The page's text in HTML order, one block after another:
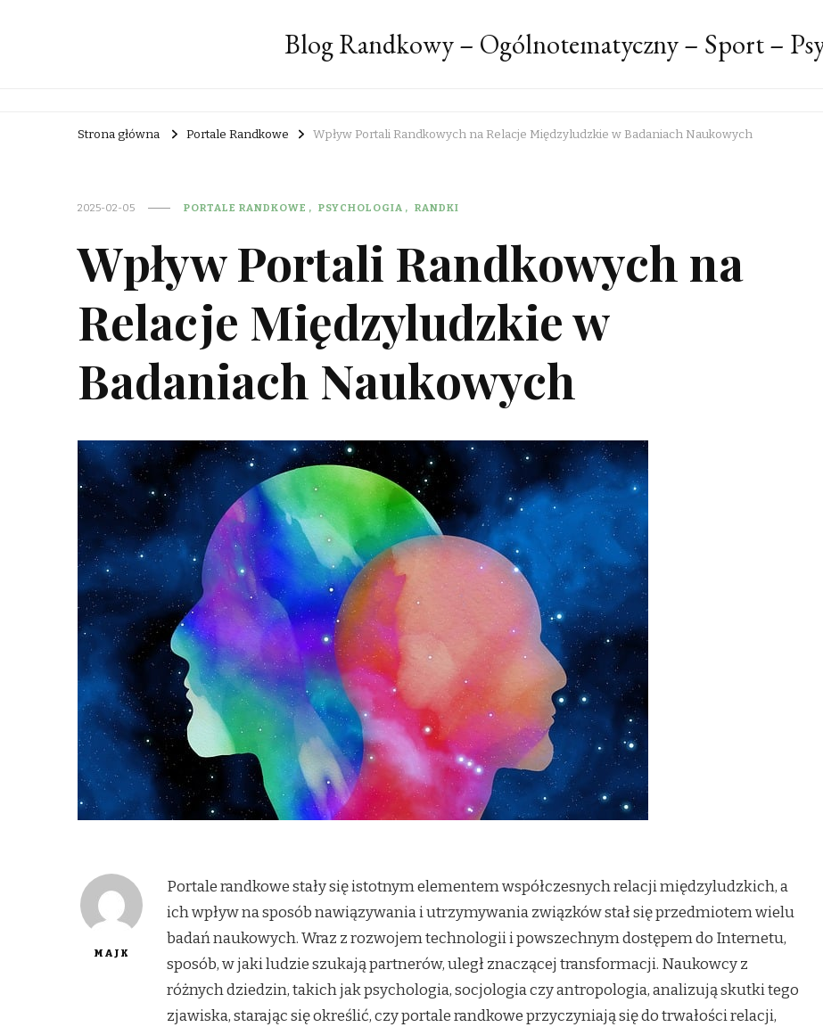
Blog Randkowy – Ogólnotematyczny – Sport –
Strona główna Portale Randkowe Wpływ Portali Randkowych na Relacje Międzyludzkie w Badaniach Naukowych
2025-02-05 PORTALE RANDKOWE PSYCHOLOGIA RANDKI
Wpływ Portali Randkowych na
Relacje Międzyludzkie w
Badaniach Naukowych
MAJK
Portale randkowe stały się istotnym elementem współczesnych relacji międzyludzkich, a
ich wpływ na sposób nawiązywania i utrzymywania związków stał się przedmiotem wielu
badań naukowych. Wraz z rozwojem technologii i powszechnym dostępem do Internetu,
sposób, w jaki ludzie szukają partnerów, uległ znaczącej transformacji. Naukowcy z
różnych dziedzin, takich jak psychologia, socjologia czy antropologia, analizują skutki tego
zjawiska, starając się określić, czy portale randkowe przyczyniają się do trwałości relacji,